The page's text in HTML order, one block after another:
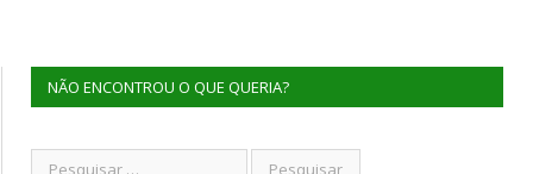
NÃO ENCONTROU O QUE QUERIA?